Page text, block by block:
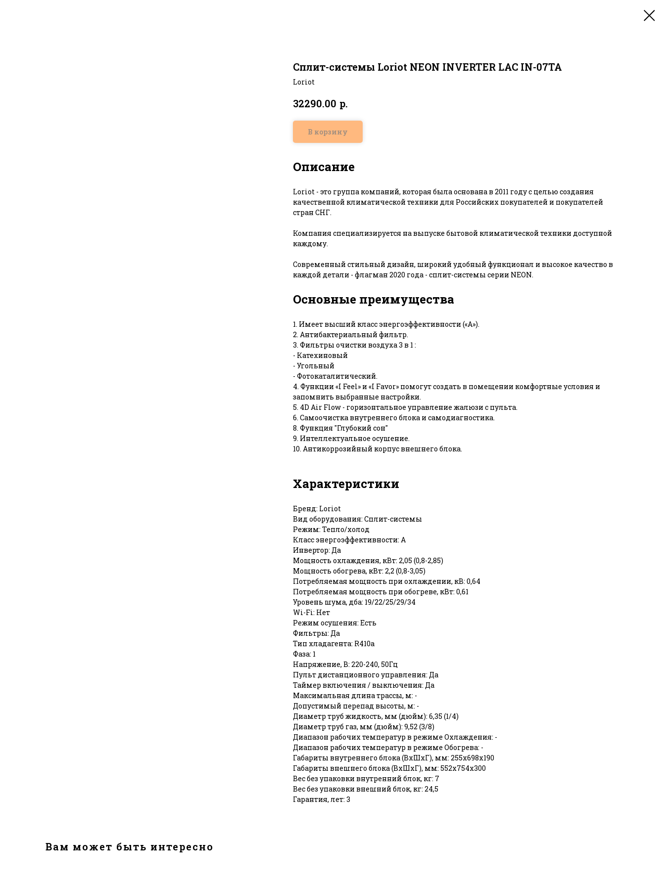
Сплит-системы Loriot NEON INVERTER LAC IN-07TA
Loriot
32290.00 р.
В корзину
Описание
Loriot - это группа компаний, которая была основана в 2011 году с целью создания
качественной климатической техники для Российских покупателей и покупателей
стран СНГ.
Компания специализируется на выпуске бытовой климатической техники доступной
каждому.
Современный стильный дизайн, широкий удобный функционал и высокое качество в
каждой детали - флагман 2020 года - сплит-системы серии NEON.
Основные преимущества
1. Имеет высший класс энергоэффективности («А»).
2. Антибактериальный фильтр.
3. Фильтры очистки воздуха 3 в 1 :
- Катехиновый
- Угольный
- Фотокаталитический.
4. Функции «I Feel» и «I Favor» помогут создать в помещении комфортные условия и
запомнить выбранные настройки.
5. 4D Air Flow - горизонтальное управление жалюзи с пульта.
6. Самоочистка внутреннего блока и самодиагностика.
8. Функция "Глубокий сон"
9. Интеллектуальное осушение.
10. Антикоррозийный корпус внешнего блока.
Характеристики
Бренд: Loriot
Вид оборудования: Сплит-системы
Режим: Тепло/холод
Класс энергоэффективности: А
Инвертор: Да
Мощность охлаждения, кВт: 2,05 (0,8-2,85)
Мощность обогрева, кВт: 2,2 (0,8-3,05)
Потребляемая мощность при охлаждении, кВ: 0,64
Потребляемая мощность при обогреве, кВт: 0,61
Уровень шума, дба: 19/22/25/29/34
Wi-Fi: Нет
Режим осушения: Есть
Фильтры: Да
Тип хладагента: R410a
Фаза: 1
Напряжение, В: 220-240, 50Гц
Пульт дистанционного управления: Да
Таймер включения / выключения: Да
Максимальная длина трассы, м: -
Допустимый перепад высоты, м: -
Диаметр труб жидкость, мм (дюйм): 6,35 (1/4)
Диаметр труб газ, мм (дюйм): 9,52 (3/8)
Диапазон рабочих температур в режиме Охлаждения: -
Диапазон рабочих температур в режиме Обогрева: -
Габариты внутреннего блока (ВхШхГ), мм: 255х698х190
Габариты внешнего блока (ВхШхГ), мм: 552х754х300
Вес без упаковки внутренний блок, кг: 7
Вес без упаковки внешний блок, кг: 24,5
Гарантия, лет: 3
Вам может быть интересно